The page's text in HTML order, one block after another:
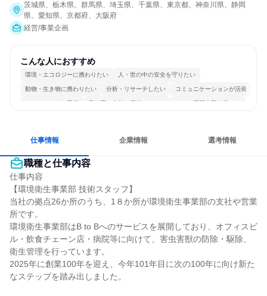
茨城県、栃木県、群馬県、埼玉県、千葉県、東京都、神奈川県、静岡
県、愛知県、京都府、大阪府
経営/事業企画
こんな人におすすめ
環境・エコロジーに携わりたい 人・世の中の安全を守りたい
動物・生き物に携わりたい 分析・リサーチしたい コミュニケーションが活発
チームワークを重視 長く同じ会社に居続けられる 一つの専門分野を極める
仕事情報 企業情報 選考情報
職種と仕事内容
仕事内容
【環境衛生事業部 技術スタッフ】
当社の拠点26か所のうち、1８か所が環境衛生事業部の支社や営業
所です。
環境衛生事業部はB to Bへのサービスを展開しており、オフィスビ
ル・飲食チェーン店・病院等に向けて、害虫害獣の防除・駆除、
衛生管理を行っています。
2025年に創業100年を迎え、今年101年目に次の100年に向け新た
なステップを踏み出しました。